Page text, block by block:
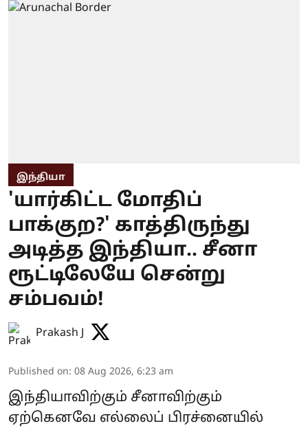
இந்தியா
'யார்கிட்ட மோதிப்
பாக்குற?' காத்திருந்து
அடித்த இந்தியா.. சீனா
ரூட்டிலேயே சென்று
சம்பவம்!
Prakash J
Published on: 08 Aug 2026, 6:23 am
இந்தியாவிற்கும் சீனாவிற்கும்
ஏற்கெனவே எல்லைப் பிரச்னையில்